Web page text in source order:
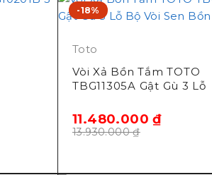
-18%
Toto
Vòi Xả Bồn Tắm TOTO
TBG11305A Gật Gù 3 Lỗ
13.930.000₫
11.480.000₫